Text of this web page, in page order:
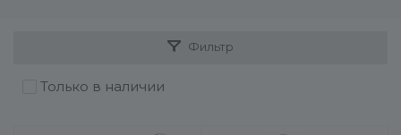
Фильтр
Только в наличии